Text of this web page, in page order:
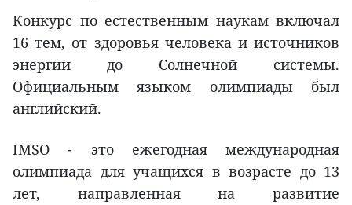
Конкурс по естественным наукам включал
16 тем, от здоровья человека и источников
энергии до Солнечной системы.
Официальным языком олимпиады был
английский.
IMSO - это ежегодная международная
олимпиада для учащихся в возрасте до 13
лет, направленная на развитие